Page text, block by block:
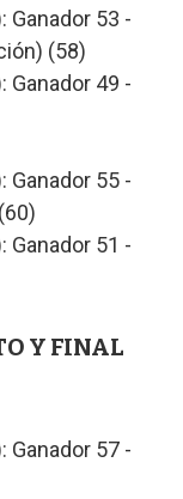
Ganador 53 -
(58)
Ganador 49 -
Ganador 55 -
Ganador 51 -
Y FINAL
Ganador 57 -